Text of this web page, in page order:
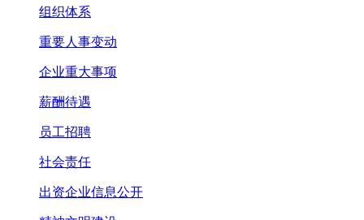
组织体系
重要人事变动
企业重大事项
薪酬待遇
员工招聘
社会责任
出资企业信息公开